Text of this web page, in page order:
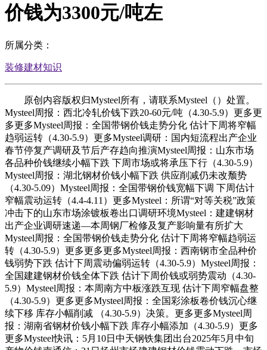
价钱为3300元/吨左
所属分类：
装修建材知识
原创内容版权归Mysteel所有，请联系Mysteel（）处置。
Mysteel周报：西北冷轧价钱下跌20-60元/吨（4.30-5.9）更多更
多更多Mysteel周报：全国带钢价钱走势分化 估计下周将窄幅
趋弱运转（4.30-5.9）更多Mysteel调研：国内短流程出产企业
春节停复产调研及节后产存趋向推演Mysteel周报：山东市场
各品种价钱继续小幅下跌 下周市场或将承压下行（4.30-5.9）
Mysteel周报：湖北钢材价钱小幅下跌 供应削减仍未改颓势
（4.30-5.09）Mysteel周报：全国带钢价钱宽幅下调 下周估计
窄幅震动运转（4.4-4.11）更多Mysteel：所谓“对等关税”政策
冲击下的山东市场涂镀板卷出口调研环境Mysteel：建建钢材
出产企业调研速递—本周钢厂检修及复产影响量有所扩大
Mysteel周报：全国带钢价钱走势分化 估计下周将窄幅趋弱运
转（4.30-5.9）更多更多更多Mysteel周报：西南钢市全品种价
钱弱势下跌 估计下周震动偏弱运转（4.30-5.9）Mysteel周报：
全国建建钢材价钱全体下跌 估计下周价钱或弱势震动（4.30-
5.9）Mysteel周报：本周南方中板涨跌互现 估计下周窄幅盘整
（4.30-5.9）更多更多Mysteel周报：全国彩涂板卷价钱沉心继
续下移 库存小幅削减 （4.30-5.9）决策。更多更多Mysteel周
报：湖南省钢材价钱小幅下跌 库存小幅添加（4.30-5.9）更多
更多Mysteel快讯：5月10日中天钢铁集团出台2025年5月中旬